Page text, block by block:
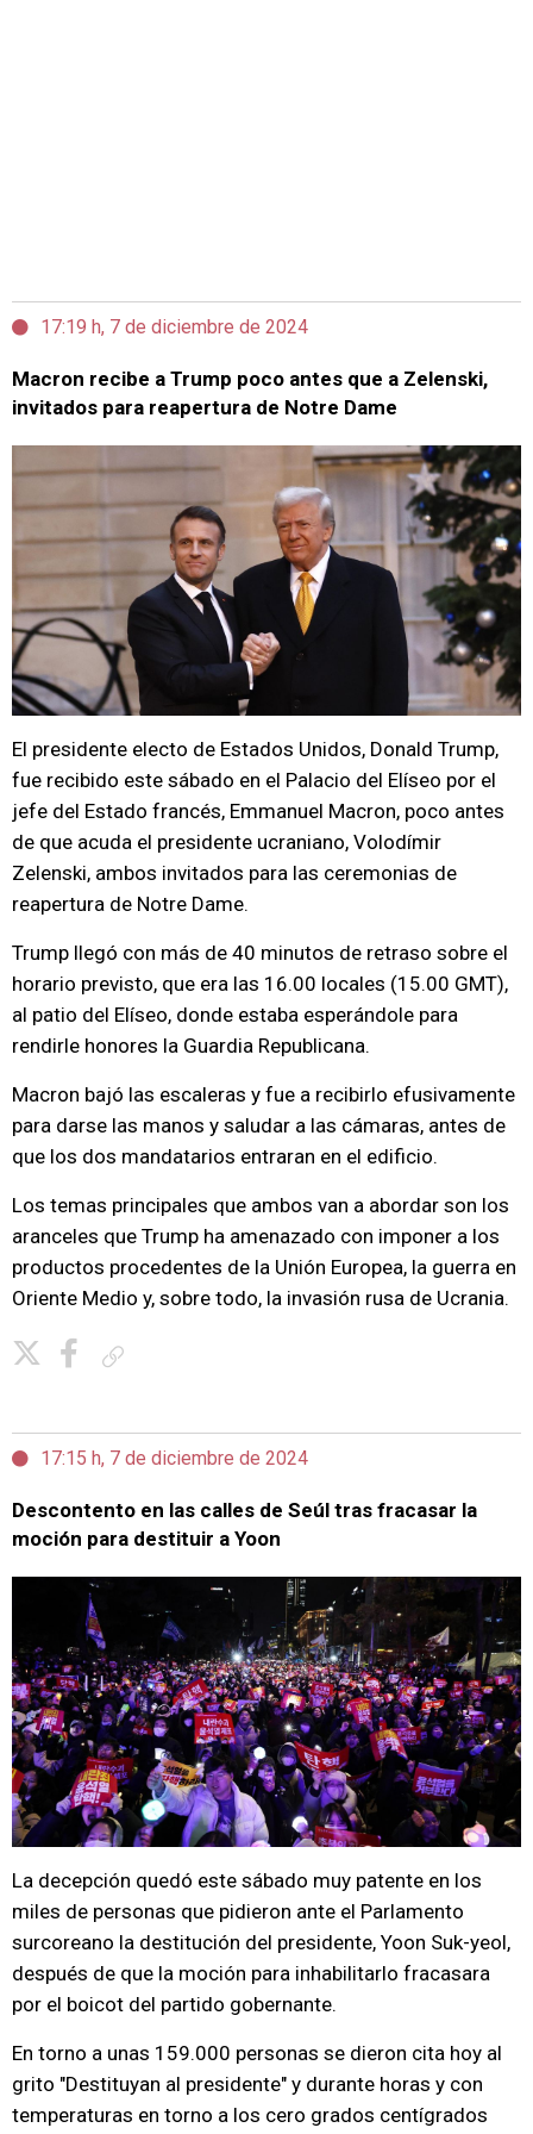
17:19 h, 7 de diciembre de 2024
Macron recibe a Trump poco antes que a Zelenski,
invitados para reapertura de Notre Dame
El presidente electo de Estados Unidos, Donald Trump,
fue recibido este sábado en el Palacio del Elíseo por el
jefe del Estado francés, Emmanuel Macron, poco antes
de que acuda el presidente ucraniano, Volodímir
Zelenski, ambos invitados para las ceremonias de
reapertura de Notre Dame.
Trump llegó con más de 40 minutos de retraso sobre el
horario previsto, que era las 16.00 locales (15.00 GMT),
al patio del Elíseo, donde estaba esperándole para
rendirle honores la Guardia Republicana.
Macron bajó las escaleras y fue a recibirlo efusivamente
para darse las manos y saludar a las cámaras, antes de
que los dos mandatarios entraran en el edificio.
Los temas principales que ambos van a abordar son los
aranceles que Trump ha amenazado con imponer a los
productos procedentes de la Unión Europea, la guerra en
Oriente Medio y, sobre todo, la invasión rusa de Ucrania.
17:15 h, 7 de diciembre de 2024
Descontento en las calles de Seúl tras fracasar la
moción para destituir a Yoon
La decepción quedó este sábado muy patente en los
miles de personas que pidieron ante el Parlamento
surcoreano la destitución del presidente, Yoon Suk-yeol,
después de que la moción para inhabilitarlo fracasara
por el boicot del partido gobernante.
En torno a unas 159.000 personas se dieron cita hoy al
grito "Destituyan al presidente" y durante horas y con
temperaturas en torno a los cero grados centígrados